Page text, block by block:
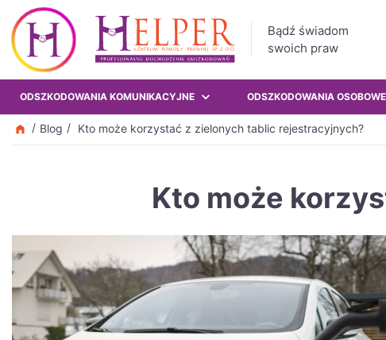
Bądź świadom
swoich praw
ODSZKODOWANIA KOMUNIKACYJNE ODSZKODOWANIA OSOBOWE
Blog Kto może korzystać z zielonych tablic rejestracyjnych?
Kto może